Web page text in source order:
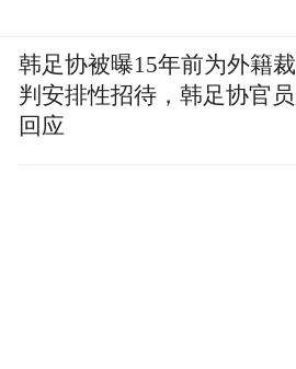
韩足协被曝15年前为外籍裁
判安排性招待，韩足协官员
回应